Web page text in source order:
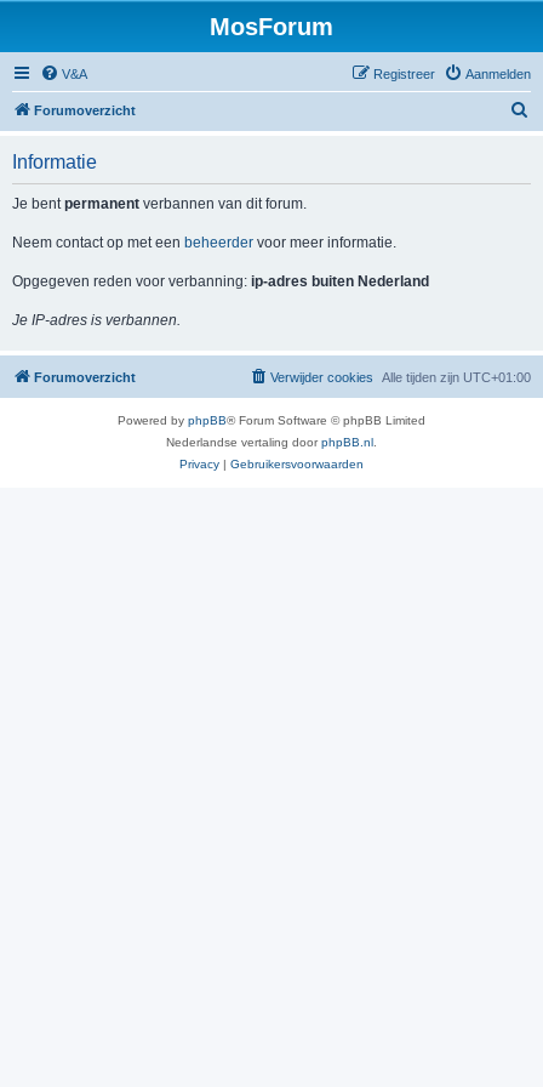
MosForum
V&A Aanmelden
Registreer
Forumoverzicht
Informatie
Je bentpermanent verbannen van dit forum.
Neem contact op met een beheerder voor meer informatie.
Opgegeven reden voor verbanning: ip-adres buiten Nederland
Je IP-adres is verbannen.
Forumoverzicht Alle tijden zijn UTC+01:00
Verwijder cookies
Powered by phpBB® Forum Software © phpBB Limited
Nederlandse vertaling doorphpBB.nl
Privacy | Gebruikersvoorwaarden